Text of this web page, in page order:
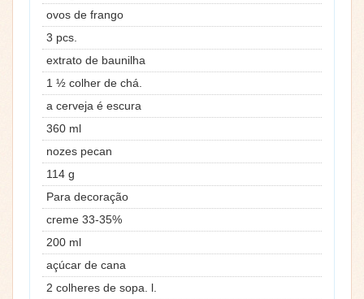
ovos de frango
3 pcs.
extrato de baunilha
1 ½ colher de chá.
a cerveja é escura
360 ml
nozes pecan
114 g
Para decoração
creme 33-35%
200 ml
açúcar de cana
2 colheres de sopa. l.